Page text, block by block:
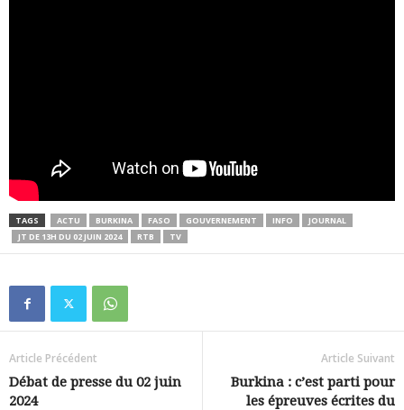
TAGS ACTU BURKINA FASO GOUVERNEMENT INFO
JOURNAL
JT DE 13H DU 02 JUIN 2024
RTB TV
Article Précédent
Débat de presse du 02 juin
2024
Article Suivant
Burkina : c’est parti pour
les épreuves écrites du